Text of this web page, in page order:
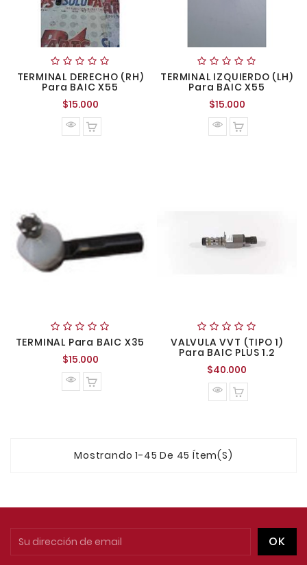
TERMINAL DERECHO (RH)
Para BAIC X55
$15.000Precio
normal
TERMINAL IZQUIERDO (LH)
Para BAIC X55
$15.000Precio
normal
TERMINAL Para BAIC X35
$15.000Precio
normal
VALVULA VVT (TIPO 1)
Para BAIC PLUS 1.2
$40.000
normal
Mostrando 1-45 De 45 Ítem(s)